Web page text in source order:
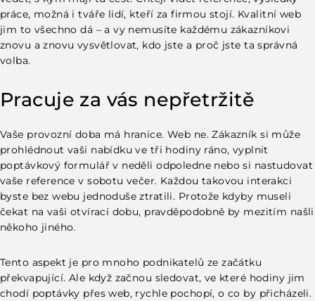
práce, možná i tváře lidí, kteří za firmou stojí. Kvalitní web
jim to všechno dá – a vy nemusíte každému zákazníkovi
znovu a znovu vysvětlovat, kdo jste a proč jste ta správná
volba.
Pracuje za vás nepřetržitě
Vaše provozní doba má hranice. Web ne. Zákazník si může
prohlédnout vaši nabídku ve tři hodiny ráno, vyplnit
poptávkový formulář v neděli odpoledne nebo si nastudovat
vaše reference v sobotu večer. Každou takovou interakci
byste bez webu jednoduše ztratili. Protože kdyby museli
čekat na vaši otvírací dobu, pravděpodobně by mezitím našli
někoho jiného.
Tento aspekt je pro mnoho podnikatelů ze začátku
překvapující. Ale když začnou sledovat, ve které hodiny jim
chodí poptávky přes web, rychle pochopí, o co by přicházeli.